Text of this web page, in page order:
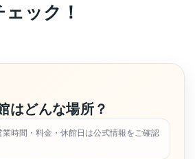
ック！
はどんな場所？
時間・料金・休館日は公式情報をご確認